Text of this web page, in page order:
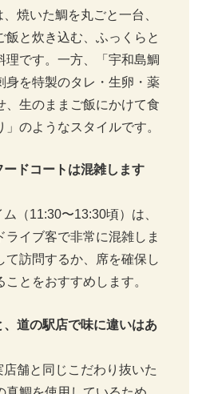
焼いた鯛を丸ごと一台、
飯と炊き込む、ふっくらと
理です。一方、「宇和島鯛
身を特製のタレ・生卵・薬
、生のままご飯にかけて食
のようなスタイルです。
ドコートは混雑します
（11:30〜13:30頃）は、
イブ客で非常に混雑しま
て訪問するか、席を確保し
とをおすすめします。
道の駅店で味に違いはあ
舗と同じこだわり抜いた